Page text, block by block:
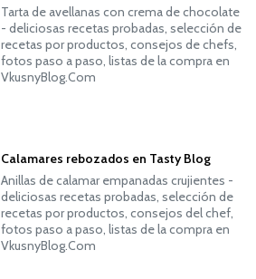
Tarta de avellanas con crema de chocolate
- deliciosas recetas probadas, selección de
recetas por productos, consejos de chefs,
fotos paso a paso, listas de la compra en
VkusnyBlog.Com
Calamares rebozados en Tasty Blog
Anillas de calamar empanadas crujientes -
deliciosas recetas probadas, selección de
recetas por productos, consejos del chef,
fotos paso a paso, listas de la compra en
VkusnyBlog.Com